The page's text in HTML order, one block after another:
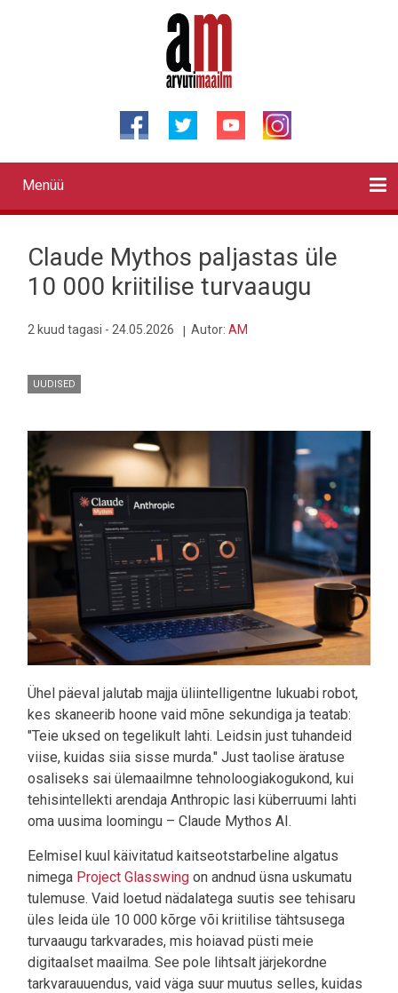
Primary
links
Menüü
Claude Mythos paljastas üle
10 000 kriitilise turvaaugu
2 kuud tagasi - 24.05.2026 Autor: AM
UUDISED
Pilt
Ühel päeval jalutab majja üliintelligentne lukuabi robot,
kes skaneerib hoone vaid mõne sekundiga ja teatab:
"Teie uksed on tegelikult lahti. Leidsin just tuhandeid
viise, kuidas siia sisse murda." Just taolise äratuse
osaliseks sai ülemaailmne tehnoloogiakogukond, kui
tehisintellekti arendaja Anthropic lasi küberruumi lahti
oma uusima loomingu – Claude Mythos AI.
Eelmisel kuul käivitatud kaitseotstarbeline algatus
nimega Project Glasswing on andnud üsna uskumatu
tulemuse. Vaid loetud nädalatega suutis see tehisaru
üles leida üle 10 000 kõrge või kriitilise tähtsusega
turvaaugu tarkvarades, mis hoiavad püsti meie
digitaalset maailma. See pole lihtsalt järjekordne
tarkvarauuendus, vaid väga suur muutus selles, kuidas